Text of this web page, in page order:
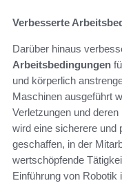
Verbesserte
Darüber hinaus
Arbeitsbedingungen
und körperlich
Maschinen ausgeführt
Verletzungen und
wird eine sicherere und
geschaffen, in der
wertschöpfende
Einführung von Robotik